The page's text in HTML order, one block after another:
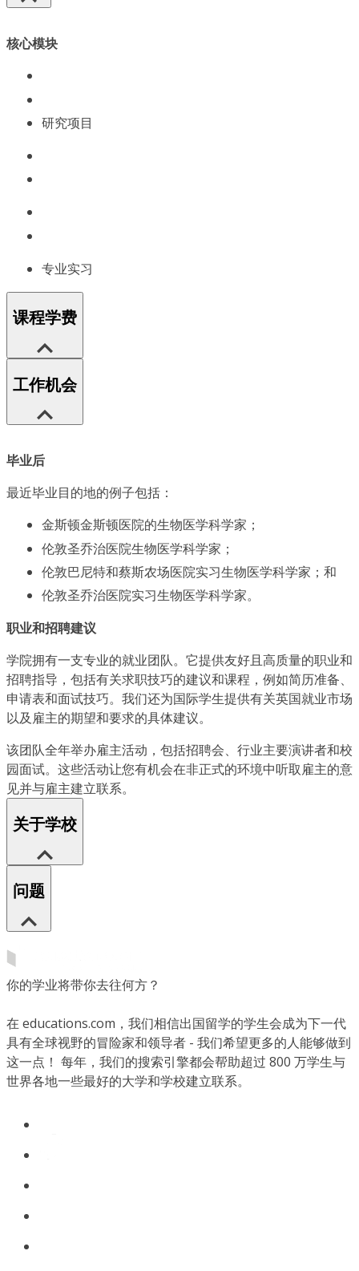
核心模块
研究项目
专业实习
课程学费
工作机会
毕业后
最近毕业目的地的例子包括：
金斯顿金斯顿医院的生物医学科学家；
伦敦圣乔治医院生物医学科学家；
伦敦巴尼特和蔡斯农场医院实习生物医学科学家；和
伦敦圣乔治医院实习生物医学科学家。
职业和招聘建议
学院拥有一支专业的就业团队。它提供友好且高质量的职业和
招聘指导，包括有关求职技巧的建议和课程，例如简历准备、
申请表和面试技巧。我们还为国际学生提供有关英国就业市场
以及雇主的期望和要求的具体建议。
该团队全年举办雇主活动，包括招聘会、行业主要演讲者和校
园面试。这些活动让您有机会在非正式的环境中听取雇主的意
见并与雇主建立联系。
关于学校
问题
你的学业将带你去往何方？
在 educations.com，我们相信出国留学的学生会成为下一代
具有全球视野的冒险家和领导者 - 我们希望更多的人能够做到
这一点！ 每年，我们的搜索引擎都会帮助超过 800 万学生与
世界各地一些最好的大学和学校建立联系。